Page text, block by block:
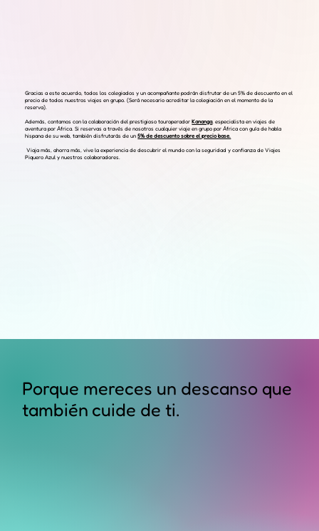
Gracias a este acuerdo, todos los colegiados y un acompañante podrán disfrutar de un 5% de descuento en el
precio de todos nuestros viajes en grupo. (Será necesario acreditar la colegiación en el momento de la
reserva).
Además, contamos con la colaboración del prestigioso touroperadorKananga, especialista en viajes de
aventura por África. Si reservas a través de nosotros cualquier viaje en grupo por África con guía de habla
hispana de su web, también disfrutarás de un5% de descuento sobre el precio base.
Viaja más, ahorra más, vive la experiencia de descubrir el mundo con la seguridad y confianza de Viajes
Piquero Azul y nuestros colaboradores.
Porque mereces un descanso que
también cuide de ti.